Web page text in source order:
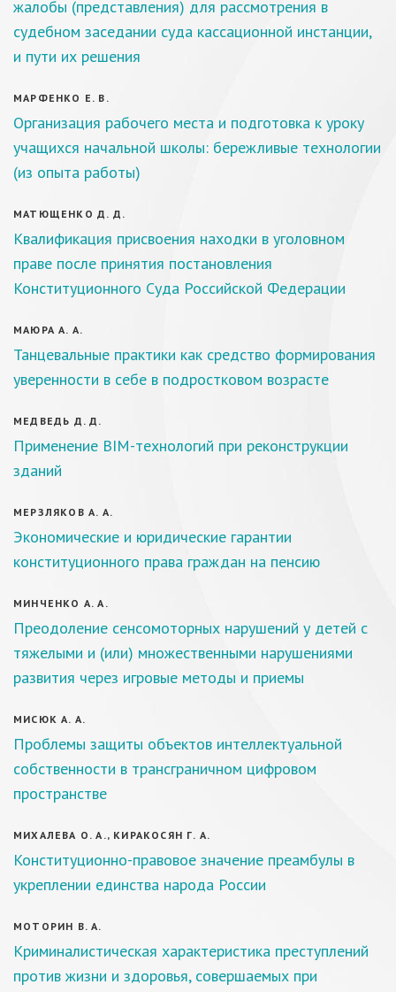
жалобы (представления) для рассмотрения в
судебном заседании суда кассационной инстанции,
и пути их решения
МАРФЕНКО Е. В.
Организация рабочего места и подготовка к уроку
учащихся начальной школы: бережливые технологии
(из опыта работы)
МАТЮЩЕНКО Д. Д.
Квалификация присвоения находки в уголовном
праве после принятия постановления
Конституционного Суда Российской Федерации
МАЮРА А. А.
Танцевальные практики как средство формирования
уверенности в себе в подростковом возрасте
МЕДВЕДЬ Д. Д.
Применение BIM-технологий при реконструкции
зданий
МЕРЗЛЯКОВ А. А.
Экономические и юридические гарантии
конституционного права граждан на пенсию
МИНЧЕНКО А. А.
Преодоление сенсомоторных нарушений у детей с
тяжелыми и (или) множественными нарушениями
развития через игровые методы и приемы
МИСЮК А. А.
Проблемы защиты объектов интеллектуальной
собственности в трансграничном цифровом
пространстве
МИХАЛЕВА О. А., КИРАКОСЯН Г. А.
Конституционно-правовое значение преамбулы в
укреплении единства народа России
МОТОРИН В. А.
Криминалистическая характеристика преступлений
против жизни и здоровья, совершаемых при